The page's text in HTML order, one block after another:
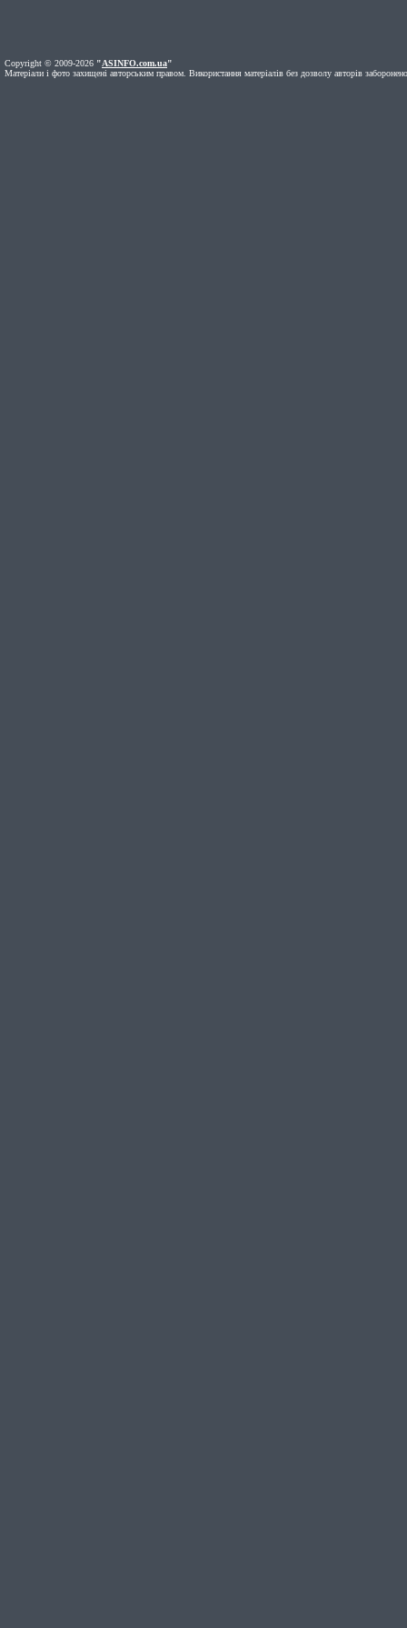
Copyright © 2009-2026 "ASINFO.com.ua"
Матеріали і фото захищені авторським правом. Використання матеріалів без дозволу авторів